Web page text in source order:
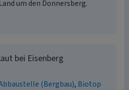
um den Donnersberg.
bei Eisenberg
(Bergbau) Biotop